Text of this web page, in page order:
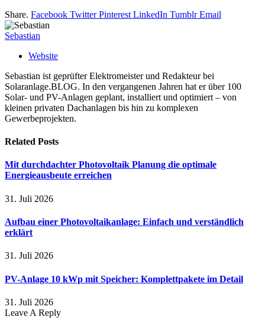
Share. Facebook Twitter Pinterest LinkedIn Tumblr Email
Sebastian
Website
Sebastian ist geprüfter Elektromeister und Redakteur bei
Solaranlage.BLOG. In den vergangenen Jahren hat er über 100
Solar- und PV-Anlagen geplant, installiert und optimiert – von
kleinen privaten Dachanlagen bis hin zu komplexen
Gewerbeprojekten.
Related Posts
Mit durchdachter Photovoltaik Planung die optimale
Energieausbeute erreichen
31. Juli 2026
Aufbau einer Photovoltaikanlage: Einfach und verständlich
erklärt
31. Juli 2026
PV-Anlage 10 kWp mit Speicher: Komplettpakete im Detail
31. Juli 2026
Leave A Reply